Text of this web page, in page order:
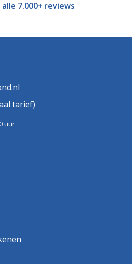
alle 7.000+ reviews
tarief)
uur